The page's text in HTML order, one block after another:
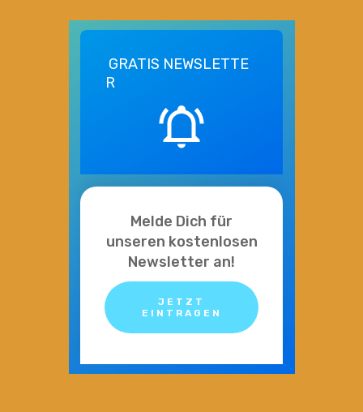
GRATIS NEWSLETTE
R
Melde Dich für
unseren kostenlosen
Newsletter an!
JETZT
EINTRAGEN